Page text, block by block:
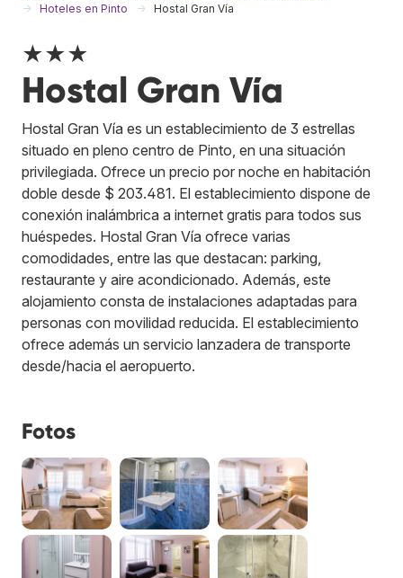
Hoteles en Pinto
Hostal Gran Vía
★★★
Hostal Gran Vía
Hostal Gran Vía es un establecimiento de 3 estrellas
situado en pleno centro de Pinto, en una situación
privilegiada. Ofrece un precio por noche en habitación
doble desde $ 203.481. El establecimiento dispone de
conexión inalámbrica a internet gratis para todos sus
huéspedes. Hostal Gran Vía ofrece varias
comodidades, entre las que destacan: parking,
restaurante y aire acondicionado. Además, este
alojamiento consta de instalaciones adaptadas para
personas con movilidad reducida. El establecimiento
ofrece además un servicio lanzadera de transporte
desde/hacia el aeropuerto.
Fotos